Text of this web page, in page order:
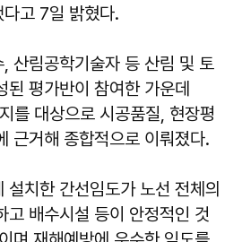
고 7일 밝혔다.
산림공학기술자 등 산림 및 토
된 평가반이 참여한 가운데
를 대상으로 시공품질, 현장평
근거해 종합적으로 이뤄졌다.
설치한 간선임도가 노선 전체의
고 배수시설 등이 안정적인 것